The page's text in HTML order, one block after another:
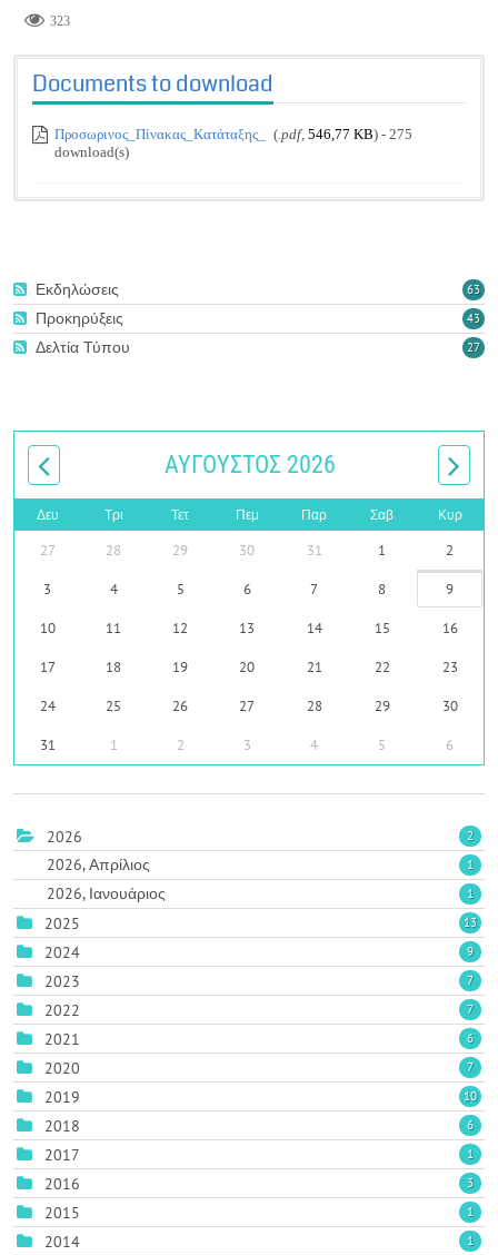
323
Documents to download
Προσωρινος_Πίνακας_Κατάταξης_ (.pdf, 546,77 KB) - 275
download(s)
63
Εκδηλώσεις
43
Προκηρύξεις
27
Δελτία Τύπου
ΑΎΓΟΥΣΤΟΣ 2026
Δευ Τρι Τετ Πεμ Παρ Σαβ Κυρ
27 28 29 30 31 1 2
3 4 5 6 7 8 9
10 11 12 13 14 15 16
17 18 19 20 21 22 23
24 25 26 27 28 29 30
31 1 2 3 4 5 6
2026 2
2026, Απρίλιος 1
2026, Ιανουάριος 1
2025 13
2024 9
2023 7
2022 7
2021 6
2020 7
2019 10
2018 6
2017 1
2016 3
2015 1
2014 1